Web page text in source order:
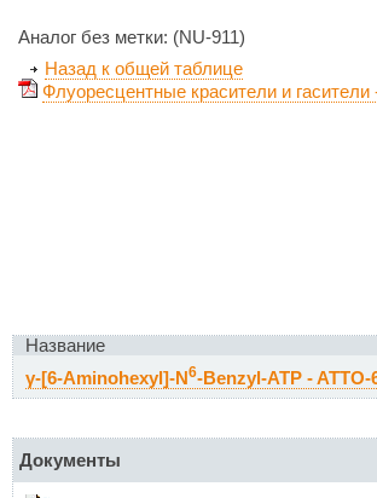
Аналог без метки: (NU-911)
Назад к общей таблице
Флуоресцентные красители и гасители
Название
γ-[6-Aminohexyl]-N 6-Benzyl-ATP - ATTO-
Документы